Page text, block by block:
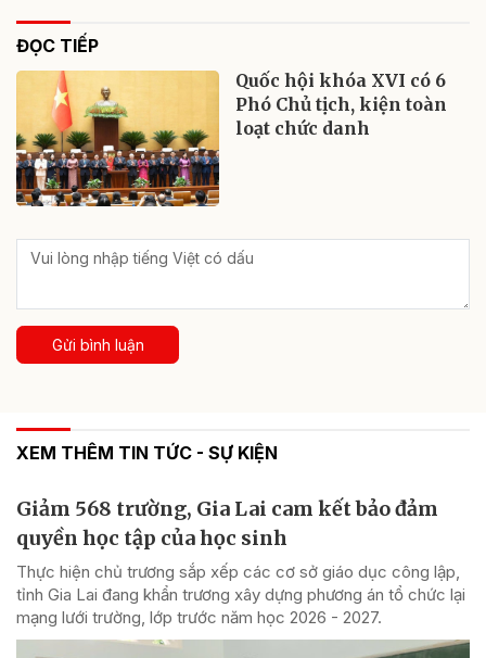
ĐỌC TIẾP
Quốc hội khóa XVI có 6
Phó Chủ tịch, kiện toàn
loạt chức danh
Gửi bình luận
XEM THÊM TIN TỨC - SỰ KIỆN
Giảm 568 trường, Gia Lai cam kết bảo đảm
quyền học tập của học sinh
Thực hiện chủ trương sắp xếp các cơ sở giáo dục công lập,
tỉnh Gia Lai đang khẩn trương xây dựng phương án tổ chức lại
mạng lưới trường, lớp trước năm học 2026 - 2027.